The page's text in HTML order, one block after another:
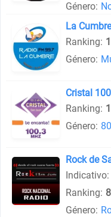
Género:
La
Ranking:
Género:
Cristal
Ranking:
Género:
Rock de
Indicativo:
Ranking: 8
Género: